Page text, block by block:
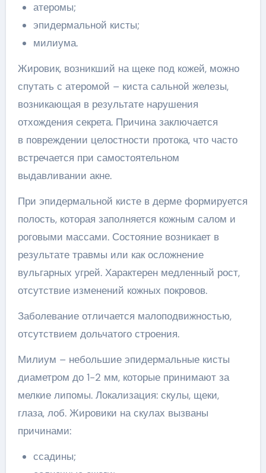
атеромы;
эпидермальной кисты;
милиума.
Жировик, возникший на щеке под кожей, можно
спутать с атеромой – киста сальной железы,
возникающая в результате нарушения
отхождения секрета. Причина заключается
в повреждении целостности протока, что часто
встречается при самостоятельном
выдавливании акне.
При эпидермальной кисте в дерме формируется
полость, которая заполняется кожным салом и
роговыми массами. Состояние возникает в
результате травмы или как осложнение
вульгарных угрей. Характерен медленный рост,
отсутствие изменений кожных покровов.
Заболевание отличается малоподвижностью,
отсутствием дольчатого строения.
Милиум – небольшие эпидермальные кисты
диаметром до 1-2 мм, которые принимают за
мелкие липомы. Локализация: скулы, щеки,
глаза, лоб. Жировики на скулах вызваны
причинами:
ссадины;